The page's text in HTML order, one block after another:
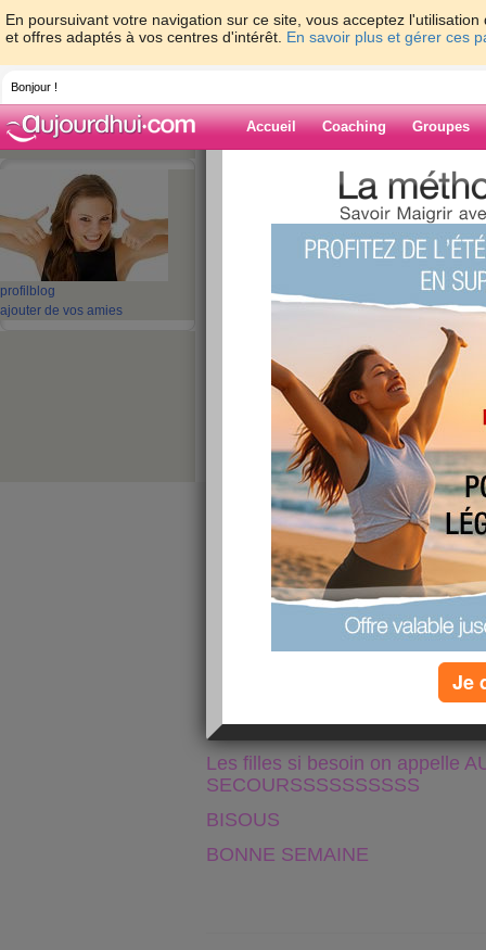
En poursuivant votre navigation sur ce site, vous acceptez
et offres adaptés à vos centres d'intérêt. En savoir plus et gérer ces
Bonjour !
Accueil Coaching Groupes
profil blog
ajouter de vos amies
>
> Allez lundi
Blog de vini85
Allez lundi c'est
semaine on
publié le 23/01/2011 à 18:59
Comme je n'aurai pas le temps
boulot de 8h à 17h30 et le soir
Donc un petit article pour vous
ALLEZ LES FILLES
ON PENSE A NOS
Pour moi ce we a été bien
sera ligth soupe + blanc de
JE COMPTE
Une grosse pensée pour
"Brani, Ninie
Les filles si besoin on appelle
SECOURSSSSSSSSSS
BISOUS
BONNE SEMAINE
Je